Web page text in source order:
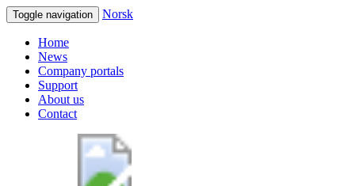
Toggle navigation Norsk
Home
News
Company portals
Support
About us
Contact